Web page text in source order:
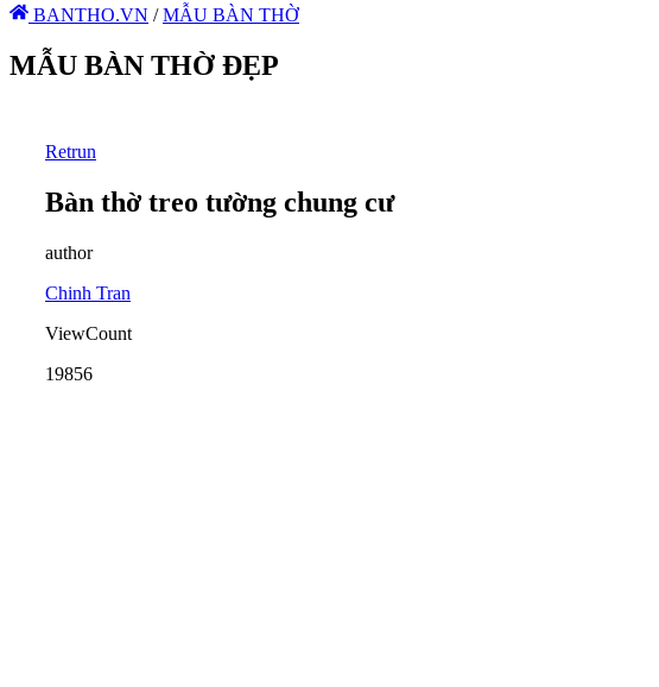
BANTHO.VN / MẪU BÀN THỜ
MẪU BÀN THỜ ĐẸP
Retrun
Bàn thờ treo tường chung cư
author
Chinh Tran
ViewCount
19856